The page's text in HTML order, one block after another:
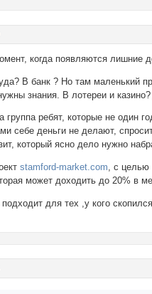
когда появляются лишние
В банк ? Но там маленький
знания. В лотереи и
ребят, которые не один
себе деньги не делают,
который ясно дело нужно
stamford-market.com, с целью
может доходить до 20% в
для тех ,у кого